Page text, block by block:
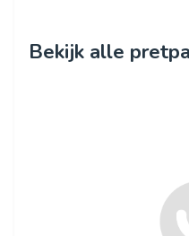
Bekijk alle